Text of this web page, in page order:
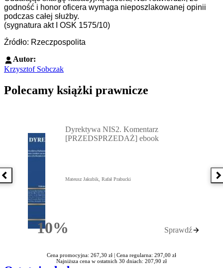
godność i honor oficera wymaga nieposzlakowanej opinii
podczas całej służby.
(sygnatura akt I OSK 1575/10)
Źródło: Rzeczpospolita
Autor:
Krzysztof Sobczak
Polecamy książki prawnicze
Poprzednia książka
10%Rabatu
Dyrektywa NIS2. Komentarz
[PRZEDSPRZEDAŻ] ebook
Mateusz Jakubik, Rafał Prabucki
Sprawdź
Cena promocyjna: 267,30 zł | Cena regularna: 297,00 zł
Najniższa cena w ostatnich 30 dniach: 207,90 zł